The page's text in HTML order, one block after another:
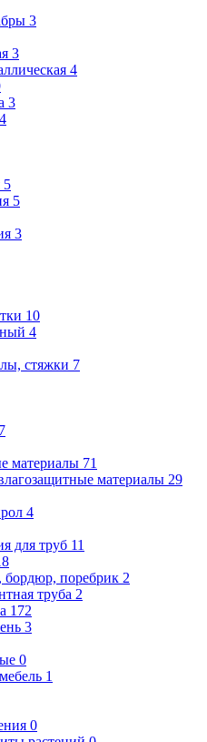
3
3
4
3
4
5
5
3
10
4
стяжки 7
7
материалы 71
материалы 29
4
для труб 11
бордюр, поребрик 2
труба 2
172
3
0
1
0